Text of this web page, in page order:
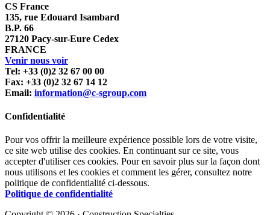
CS France
135, rue Edouard Isambard
B.P. 66
27120 Pacy-sur-Eure Cedex
FRANCE
Venir nous voir
Tel: +33 (0)2 32 67 00 00
Fax: +33 (0)2 32 67 14 12
Email: information@c-sgroup.com
Confidentialité
Pour vos offrir la meilleure expérience possible lors de votre visite,
ce site web utilise des cookies. En continuant sur ce site, vous
accepter d'utiliser ces cookies. Pour en savoir plus sur la façon dont
nous utilisons et les cookies et comment les gérer, consultez notre
politique de confidentialité ci-dessous.
Politique de confidentialité